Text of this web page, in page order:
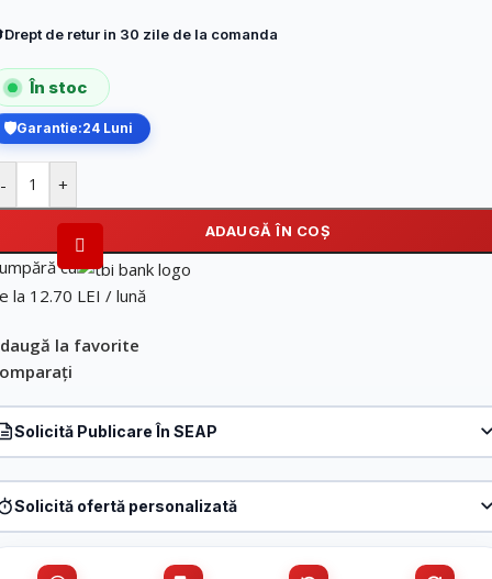
Drept de retur in 30 zile de la comanda
În stoc
Garantie:24 Luni
- +
ADAUGĂ ÎN COȘ
cu
la 12.70 LEI / lună
la favorite
Solicită Publicare În SEAP
Solicită ofertă personalizată
– standard italian, alb, VL-FC3SR-3G-11